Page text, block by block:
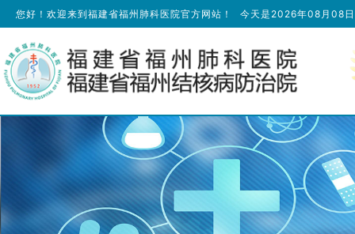
您好！欢迎来到福建省福州肺科医院官方网站！ 今天是 2026年08月08